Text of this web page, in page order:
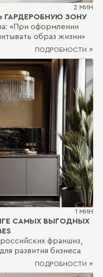
2 МИН
ЗОНУ
«При оформлении
образ жизни»
ПОДРОБНОСТИ ↗
1 МИН
САМЫХ ВЫГОДНЫХ
франшиз,
развития бизнеса
ПОДРОБНОСТИ ↗